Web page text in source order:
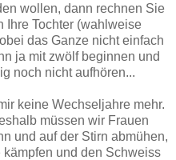
wollen, dann rechnen Sie
Ihre Tochter (wahlweise
das Ganze nicht einfach
ja mit zwölf beginnen und
noch nicht aufhören...
keine Wechseljahre mehr.
müssen wir Frauen
und auf der Stirn abmühen,
und den Schweiss